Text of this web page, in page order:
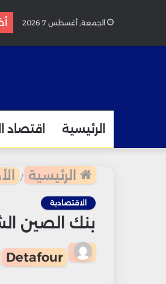
الجمعة, أغسطس 7 2026
الرئيسية اقتصاد
الرئيسية /
الاقتصادية
بنك الصين
Detafour